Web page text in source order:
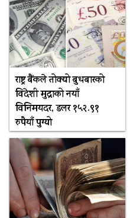
राष्ट्र बैंकले तोक्यो बुधबारको
विदेशी मुद्राको नयाँ
विनिमयदर, डलर १५२.९१
रुपैयाँ पुग्यो